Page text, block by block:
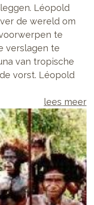
Léopold
de wereld om
te
verslagen te
van tropische
vorst. Léopold
lees meer